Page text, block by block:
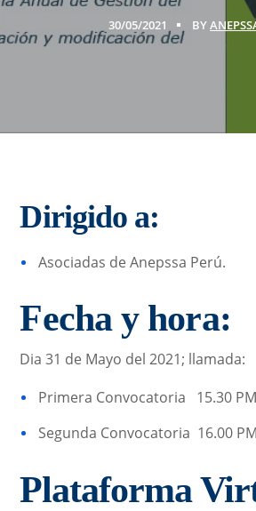
30/05/2021 BY
Dirigido a:
Asociadas de Anepssa Perú.
Fecha y hora:
Dia 31 de Mayo del 2021; llamada:
Primera Convocatoria 15.30 PM
Segunda Convocatoria 16.00 PM
Plataforma